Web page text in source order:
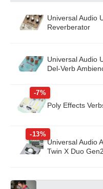
Universal Audio
Reverberator
Universal Audio
Del-Verb
-7%
Poly Effects
-13%
Universal Audio
Twin X Duo